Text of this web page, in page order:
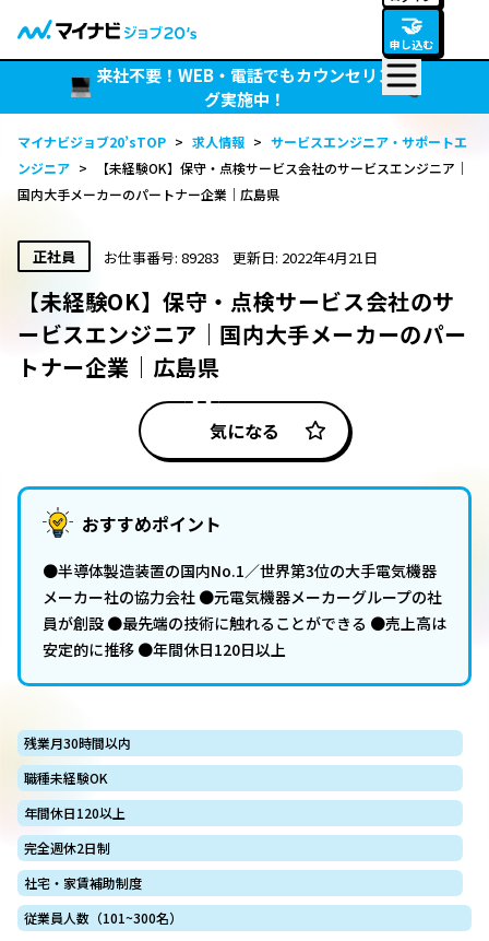
🤝
申し込む
来社不要！WEB・電話でもカウンセリン
グ実施中！
マイナビジョブ20’sTOP > 求人情報 > サービスエンジニア・サポートエ
ンジニア >
【未経験OK】保守・点検サービス会社のサービスエンジニア｜
国内大手メーカーのパートナー企業｜広島県
正社員 お仕事番号: 89283 更新日: 2022年4月21日
【未経験OK】保守・点検サービス会社のサ
ービスエンジニア｜国内大手メーカーのパー
トナー企業｜広島県
気になる
おすすめポイント
●半導体製造装置の国内No.1／世界第3位の大手電気機器
メーカー社の協力会社 ●元電気機器メーカーグループの社
員が創設 ●最先端の技術に触れることができる ●売上高は
安定的に推移 ●年間休日120日以上
残業月30時間以内
職種未経験OK
年間休日120以上
完全週休2日制
社宅・家賃補助制度
従業員人数（101~300名）